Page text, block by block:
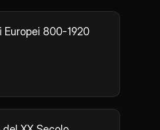
Europei 800-1920